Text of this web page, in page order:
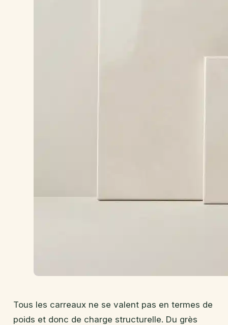
Tous les carreaux ne se valent pas en termes de
poids et donc de charge structurelle. Du grès